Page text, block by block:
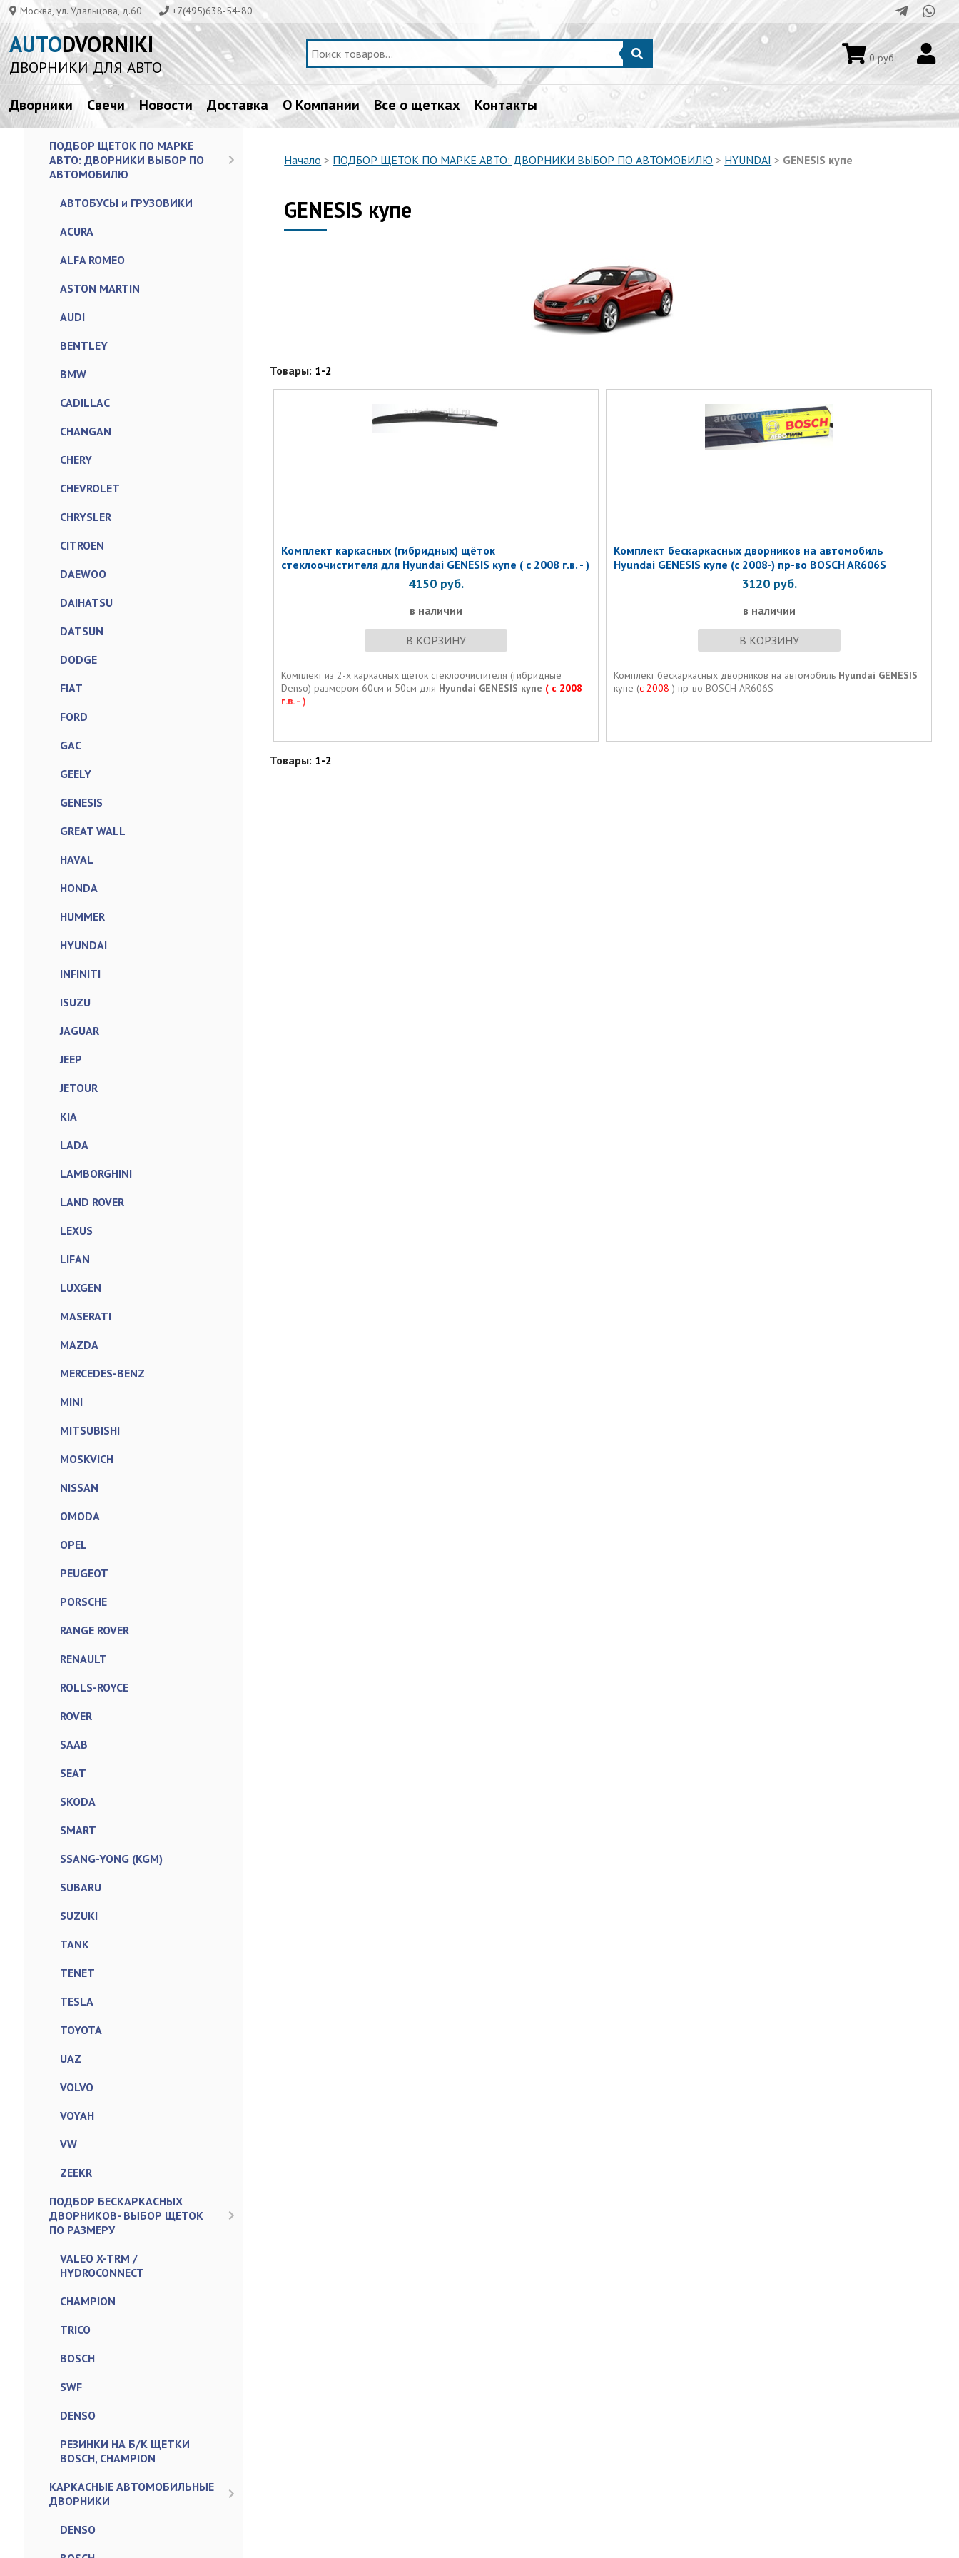
Москва, ул. Удальцова, д.60 +7(495)638-54-80
AUTODVORNIKI
ДВОРНИКИ ДЛЯ АВТО 0руб.
Дворники Свечи Новости Доставка О Компании Все о щетках Контакты
ПОДБОР ЩЕТОК ПО МАРКЕ
АВТО: ДВОРНИКИ ВЫБОР ПО
АВТОМОБИЛЮ
АВТОБУСЫ и ГРУЗОВИКИ
ACURA
ALFA ROMEO
ASTON MARTIN
AUDI
BENTLEY
BMW
CADILLAC
CHANGAN
CHERY
CHEVROLET
CHRYSLER
CITROEN
DAEWOO
DAIHATSU
DATSUN
DODGE
FIAT
FORD
GAC
GEELY
GENESIS
GREAT WALL
HAVAL
HONDA
HUMMER
HYUNDAI
INFINITI
ISUZU
JAGUAR
JEEP
JETOUR
KIA
LADA
LAMBORGHINI
LAND ROVER
LEXUS
LIFAN
LUXGEN
MASERATI
MAZDA
MERCEDES-BENZ
MINI
MITSUBISHI
MOSKVICH
NISSAN
OMODA
OPEL
PEUGEOT
PORSCHE
RANGE ROVER
RENAULT
ROLLS-ROYCE
ROVER
SAAB
SEAT
SKODA
SMART
SSANG-YONG (KGM)
SUBARU
SUZUKI
TANK
TENET
TESLA
TOYOTA
UAZ
VOLVO
VOYAH
VW
ZEEKR
ПОДБОР БЕСКАРКАСНЫХ
ДВОРНИКОВ- ВЫБОР ЩЕТОК
ПО РАЗМЕРУ
VALEO X-TRM /
HYDROCONNECT
CHAMPION
TRICO
BOSCH
SWF
DENSO
РЕЗИНКИ НА Б/К ЩЕТКИ
BOSCH, CHAMPION
КАРКАСНЫЕ АВТОМОБИЛЬНЫЕ
ДВОРНИКИ
DENSO
Начало > ПОДБОР ЩЕТОК ПО МАРКЕ АВТО: ДВОРНИКИ ВЫБОР ПО АВТОМОБИЛЮ > HYUNDAI > GENESIS купе
GENESIS купе
Товары: 1-2
Комплект каркасных (гибридных) щёток
стеклоочистителя для Hyundai GENESIS купе ( с 2008 г.в. - )
4150 руб.
в наличии
В КОРЗИНУ
Комплект из 2-х каркасных щёток стеклоочистителя (гибридные
Denso) размером 60см и 50см для Hyundai GENESIS купе ( с 2008
г.в. - )
Комплект бескаркаcных дворников на автомобиль
Hyundai GENESIS купе (с 2008-) пр-во BOSCH AR606S
3120 руб.
в наличии
В КОРЗИНУ
Комплект бескаркаcных дворников на автомобиль Hyundai GENESIS
купе (с 2008-) пр-во BOSCH AR606S
Товары: 1-2